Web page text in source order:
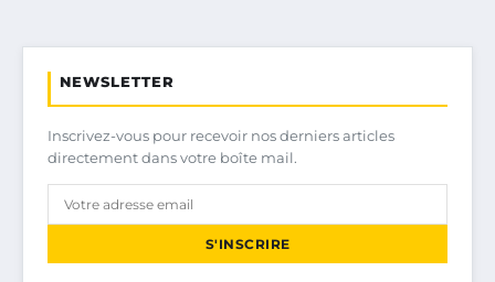
NEWSLETTER
Inscrivez-vous pour recevoir nos derniers articles
directement dans votre boîte mail.
S'INSCRIRE